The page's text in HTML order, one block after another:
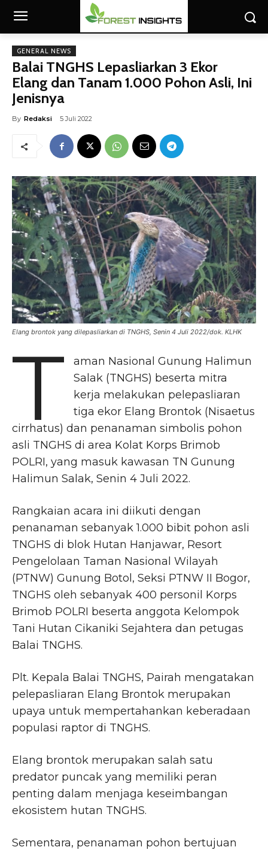
GENERAL NEWS
Balai TNGHS Lepasliarkan 3 Ekor
Elang dan Tanam 1.000 Pohon Asli, Ini
Jenisnya
By Redaksi 5 Juli 2022
Elang brontok yang dilepasliarkan di TNGHS, Senin 4 Juli 2022/dok. KLHK
T
aman Nasional Gunung Halimun
Salak (TNGHS) beserta mitra
kerja melakukan pelepasliaran
tiga ekor Elang Brontok (Nisaetus
cirrhatus) dan penanaman simbolis pohon
asli TNGHS di area Kolat Korps Brimob
POLRI, yang masuk kawasan TN Gunung
Halimun Salak, Senin 4 Juli 2022.
Rangkaian acara ini diikuti dengan
penanaman sebanyak 1.000 bibit pohon asli
TNGHS di blok Hutan Hanjawar, Resort
Pengelolaan Taman Nasional Wilayah
(PTNW) Gunung Botol, Seksi PTNW II Bogor,
TNGHS oleh sebanyak 400 personil Korps
Brimob POLRI beserta anggota Kelompok
Tani Hutan Cikaniki Sejahtera dan petugas
Balai TNGHS.
Plt. Kepala Balai TNGHS, Pairah mengatakan
pelepasliaran Elang Brontok merupakan
upaya untuk mempertahankan keberadaan
populasi raptor di TNGHS.
Elang brontok merupakan salah satu
predator puncak yang memiliki peran
penting dalam menjaga keseimbangan
ekosistem hutan TNGHS.
Sementara, penanaman pohon bertujuan